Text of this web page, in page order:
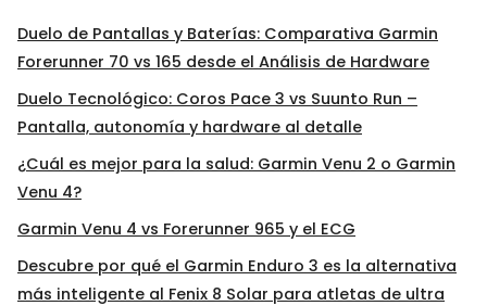
Duelo de Pantallas y Baterías: Comparativa Garmin
Forerunner 70 vs 165 desde el Análisis de Hardware
Duelo Tecnológico: Coros Pace 3 vs Suunto Run –
Pantalla, autonomía y hardware al detalle
¿Cuál es mejor para la salud: Garmin Venu 2 o Garmin
Venu 4?
Garmin Venu 4 vs Forerunner 965 y el ECG
Descubre por qué el Garmin Enduro 3 es la alternativa
más inteligente al Fenix 8 Solar para atletas de ultra